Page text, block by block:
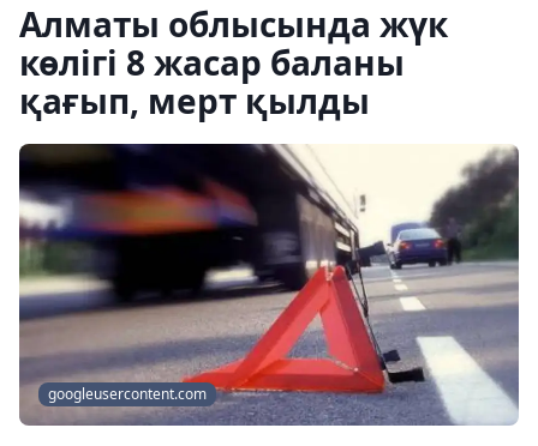
Алматы облысында жүк
көлігі 8 жасар баланы
қағып, мерт қылды
googleusercontent.com